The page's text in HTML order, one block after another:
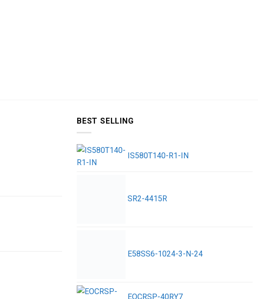
BEST SELLING
IS580T140-R1-IN